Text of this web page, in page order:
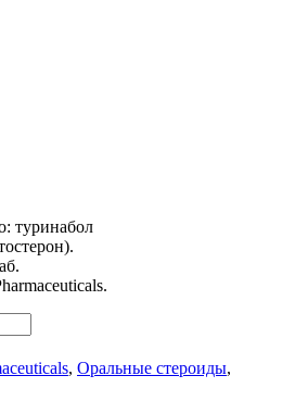
туринабол
, Оральные стероиды,